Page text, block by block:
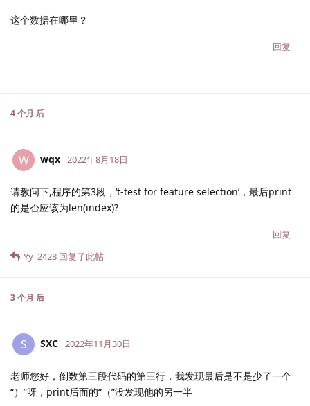
这个数据在哪里？
回复
4 个月 后
W wqx 2022年8月18日
请教问下,程序的第3段，‘t-test for feature selection’，最后print
的是否应该为len(index)?
回复
Yy_2428 回复了此帖
3 个月 后
S SXC 2022年11月30日
老师您好，倒数第三段代码的第三行，我发现最后是不是少了一个
“）”呀，print后面的“（”没发现他的另一半